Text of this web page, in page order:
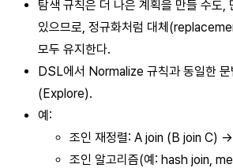
탐색 규칙은 더 나은 계획을 만들 수도,
있으므로, 정규화처럼 대체
모두 유지한다.
DSL에서 Normalize 규칙과 동일한 문
(Explore).
예:
조인 재정렬: A join (B join C) -
조인 알고리즘(예: hash join,